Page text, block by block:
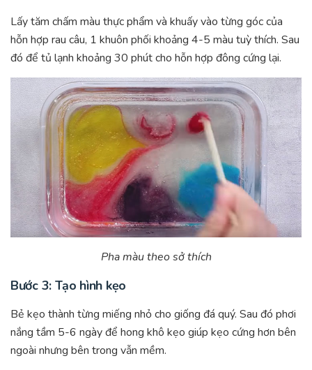
Lấy tăm chấm màu thực phẩm và khuấy vào từng góc của
hỗn hợp rau câu, 1 khuôn phối khoảng 4-5 màu tuỳ thích. Sau
đó để tủ lạnh khoảng 30 phút cho hỗn hợp đông cứng lại.
Pha màu theo sở thích
Bước 3: Tạo hình kẹo
Bẻ kẹo thành từng miếng nhỏ cho giống đá quý. Sau đó phơi
nắng tầm 5-6 ngày để hong khô kẹo giúp kẹo cứng hơn bên
ngoài nhưng bên trong vẫn mềm.